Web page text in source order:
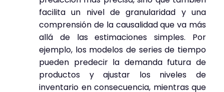
facilita un nivel de granularidad y una
comprensión de la causalidad que va más
allá de las estimaciones simples. Por
ejemplo, los modelos de series de tiempo
pueden predecir la demanda futura de
productos y ajustar los niveles de
inventario en consecuencia, mientras que